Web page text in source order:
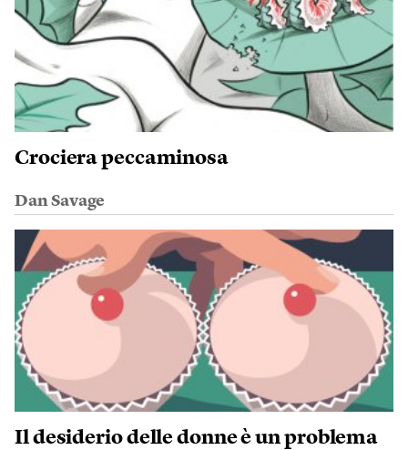
Crociera peccaminosa
Dan Savage
Il desiderio delle donne è un problema